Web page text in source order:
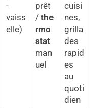
-
vaiss
elle)
prêt
/ the
rmo
stat
man
uel
cuisi
nes,
grilla
des
rapid
es
au
quoti
dien